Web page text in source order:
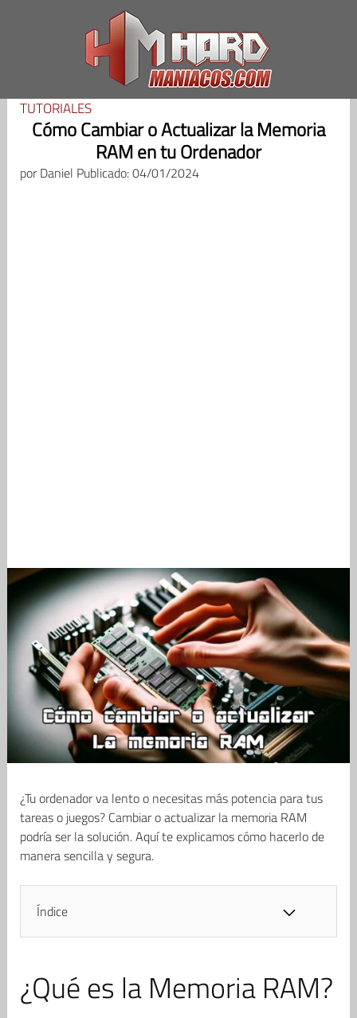
TUTORIALES
Cómo Cambiar o Actualizar la Memoria
RAM en tu Ordenador
porDaniel Publicado: 04/01/2024
¿Tu ordenador va lento o necesitas más potencia para tus
tareas o juegos? Cambiar o actualizar la memoria RAM
podría ser la solución. Aquí te explicamos cómo hacerlo de
manera sencilla y segura.
Índice
¿Qué es la Memoria RAM?